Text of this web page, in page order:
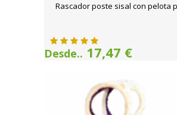
Rascador poste sisal con pelota
Desde.. 17,47 €